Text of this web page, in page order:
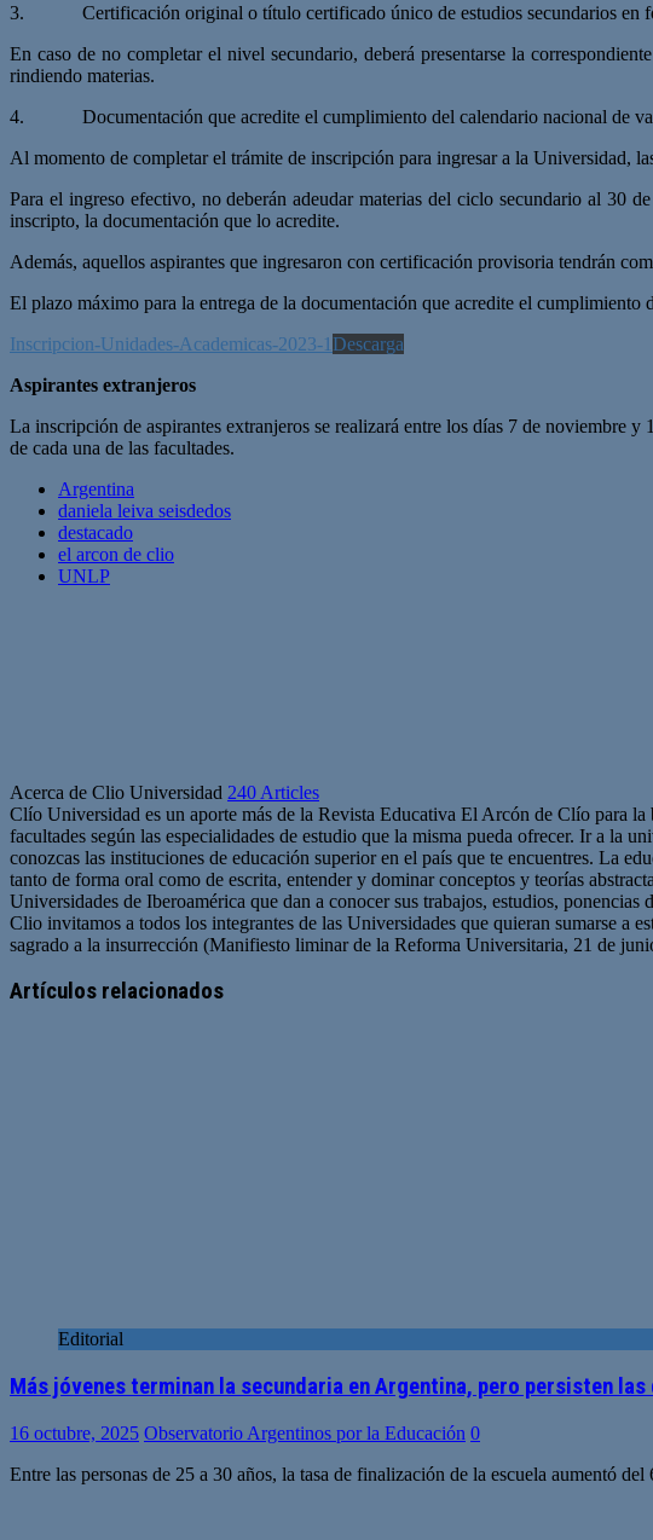
3. Certificación original o título certificado único de estudios secundarios en
En caso de no completar el nivel secundario, deberá presentarse la
rindiendo materias.
4. Documentación que acredite el cumplimiento del calendario nacional de
Al momento de completar el trámite de inscripción para ingresar a la Universidad,
Para el ingreso efectivo, no deberán adeudar materias del ciclo secundario al 30
inscripto, la documentación que lo acredite.
Además, aquellos aspirantes que ingresaron con certificación provisoria tendrán
El plazo máximo para la entrega de la documentación que acredite el
Inscripcion-Unidades-Academicas-2023-1 Descarga
Aspirantes extranjeros
La inscripción de aspirantes extranjeros se realizará entre los días 7 de noviembre
de cada una de las facultades.
Argentina
daniela leiva seisdedos
destacado
el arcon de clio
UNLP
Acerca de Clio Universidad 240 Articles
Clío Universidad es un aporte más de la Revista Educativa El Arcón de Clío para
facultades según las especialidades de estudio que la misma pueda ofrecer. Ir a la
conozcas las instituciones de educación superior en el país que te encuentres. La
tanto de forma oral como de escrita, entender y dominar conceptos y teorías
Universidades de Iberoamérica que dan a conocer sus trabajos, estudios,
Clio invitamos a todos los integrantes de las Universidades que quieran sumarse a
sagrado a la insurrección (Manifiesto liminar de la Reforma Universitaria, 21 de
Artículos relacionados
Editorial
Más jóvenes terminan la secundaria en Argentina, pero persisten
16 octubre, 2025 Observatorio Argentinos por la Educación 0
Entre las personas de 25 a 30 años, la tasa de finalización de la escuela aumentó